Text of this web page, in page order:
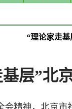
“理论家走
层”北
精神，北京